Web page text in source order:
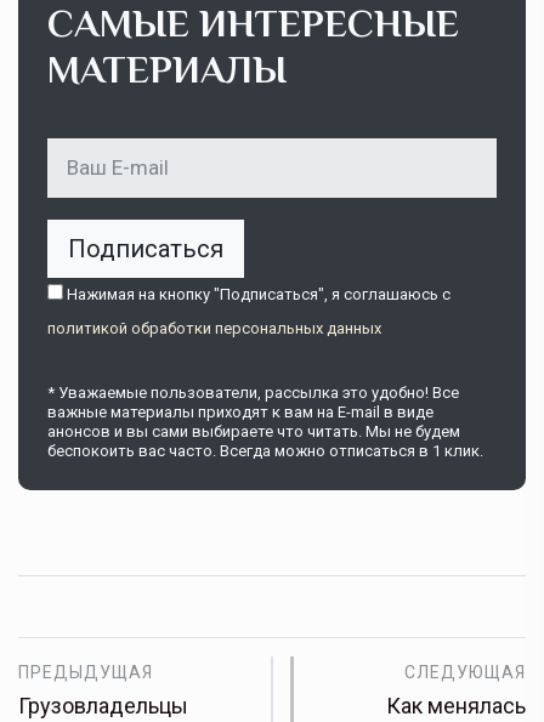
САМЫЕ ИНТЕРЕСНЫЕ
МАТЕРИАЛЫ
Подписаться
Нажимая на кнопку "Подписаться", я соглашаюсь c
политикой обработки персональных данных
* Уважаемые пользователи, рассылка это удобно! Все
важные материалы приходят к вам на E-mail в виде
анонсов и вы сами выбираете что читать. Мы не будем
беспокоить вас часто. Всегда можно отписаться в 1 клик.
ПРЕДЫДУЩАЯ
Грузовладельцы
СЛЕДУЮЩАЯ
Как менялась